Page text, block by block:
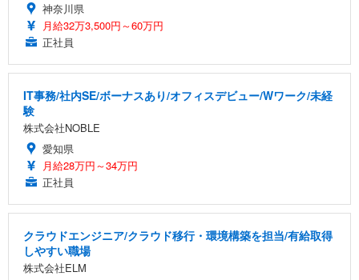
神奈川県
月給32万3,500円～60万円
正社員
IT事務/社内SE/ボーナスあり/オフィスデビュー/Wワーク/未経
験
株式会社NOBLE
愛知県
月給28万円～34万円
正社員
クラウドエンジニア/クラウド移行・環境構築を担当/有給取得
しやすい職場
株式会社ELM